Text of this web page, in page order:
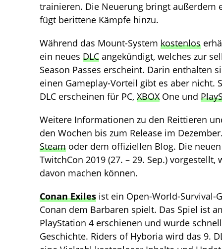
trainieren. Die Neuerung bringt außerdem
fügt berittene Kämpfe hinzu.
Während das Mount-System kostenlos
ein neues DLC angekündigt, welches zur
Season Passes erscheint. Darin enthalten
einen Gameplay-Vorteil gibt es aber nicht.
DLC erscheinen für PC, XBOX One und
Weitere Informationen zu den Reittieren
den Wochen bis zum Release im
Steam oder dem offiziellen Blog. Die
TwitchCon 2019 (27. – 29. Sep.)
davon machen können.
Conan Exiles ist ein Open-World-Survival-
Conan dem Barbaren spielt. Das Spiel ist
PlayStation 4 erschienen und wurde
Geschichte. Riders of Hyboria wird das 9.